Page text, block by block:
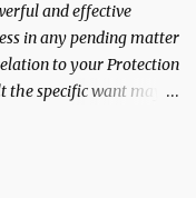
and effective
in any pending matter
to your Protection
specific want may